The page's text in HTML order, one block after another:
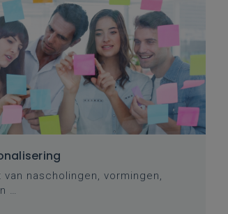
van nascholingen, vormingen,
…